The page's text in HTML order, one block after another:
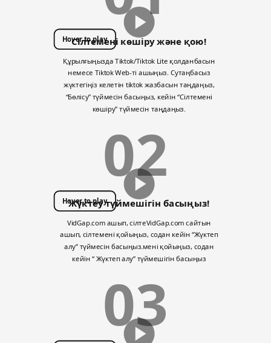
Hover to play
Сілтемені көшіру және қою!
Құрылғыңызда Tiktok/Tiktok Lite қолданбасын
немесе Tiktok Web-ті ашыңыз. Сутаңбасыз
жүктегіңіз келетін tiktok жазбасын таңдаңыз,
“Бөлісу” түймесін басыңыз, кейін “Сілтемені
көшіру” түймесін таңдаңыз.
02
Hover to play
Жүктеу түймешігін басыңыз!
VidGap.com ашып, сілтеVidGap.com сайтын
ашып, сілтемені қойыңыз, содан кейін “Жүктеп
алу” түймесін басыңыз.мені қойыңыз, содан
кейін “ Жүктеп алу” түймешігін басыңыз
03